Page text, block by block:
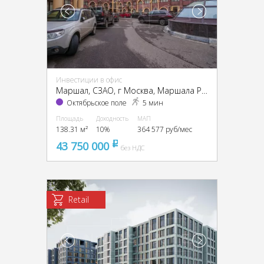
Инвестиции в офис
Маршал, CЗАО, г Москва, Маршала Рыбалко ул., 2
Октябрьское поле 5 мин
Площадь
138.31 м²
Доходность
10%
МАП
364 577 руб/мес
43 750 000 pуббез НДС
Retail